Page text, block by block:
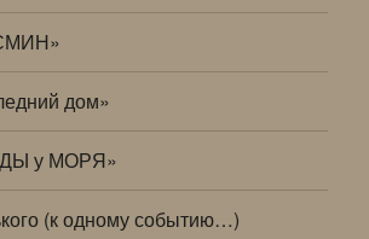
дом»
у МОРЯ»
(к одному событию…)